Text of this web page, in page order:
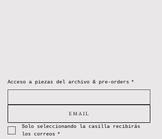
Acceso a piezas del archivo & pre-orders *
E M A I L
Solo seleccionando la casilla recibirás
los correos *